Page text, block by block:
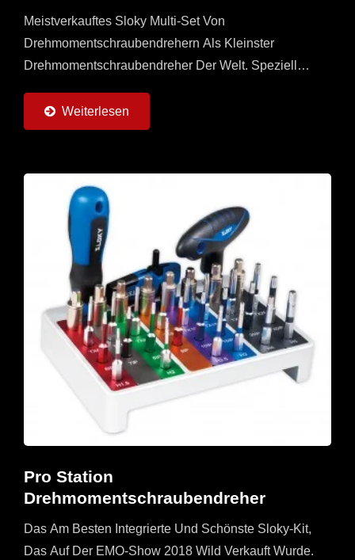
Meistverkauftes Sloky Multi-Set Von
Drehmomentschraubendrehern Als Kleinster
Drehmomentschraubendreher Der Welt. Speziell
Drehmomentadaptern (0,6 ~ 6 Nm) Und 6 Stück...
Weiterlesen
Pro Station
Drehmomentschraubendreher
Das Am Besten Integrierte Und Schönste Sloky-Kit,
Das Auf Der EMO-Show 2018 Wild Verkauft Wurde.